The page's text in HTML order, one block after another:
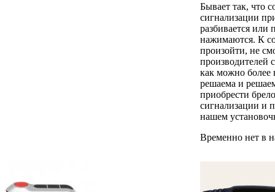
Бывает так, что
сигнализации
разбивается или
нажимаются. К
произойти, не
производителей
как можно более
решаема и
приобрести
сигнализации и
нашем
Временно нет в